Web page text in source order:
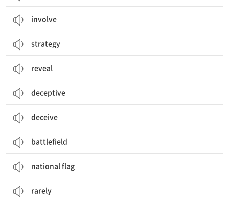
involve
strategy
reveal
deceptive
deceive
battlefield
national flag
rarely